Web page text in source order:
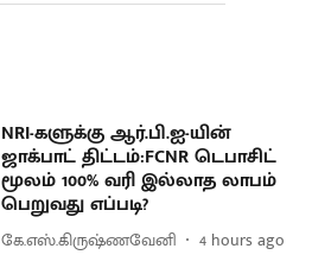
NRI-களுக்கு ஆர்.பி.ஐ-யின்
ஜாக்பாட் திட்டம்:FCNR டெபாசிட்
மூலம் 100% வரி இல்லாத லாபம்
பெறுவது எப்படி?
கே.எஸ்.கிருஷ்ணவேனி 4 hours ago